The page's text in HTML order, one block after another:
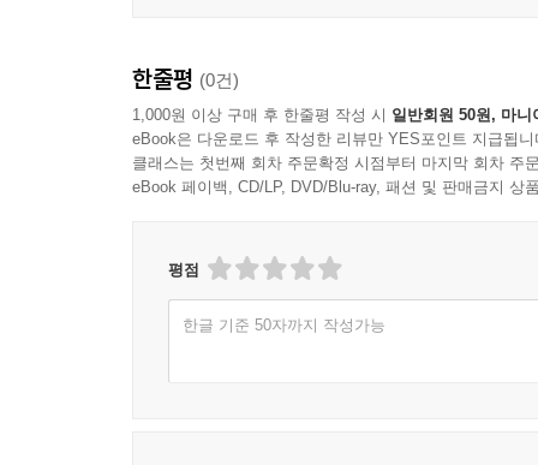
함수형
14장 GUI
퀼로 만드는 로고 거북이 그래픽
빗나간 멀티코어 예상
5부 디자인 패턴
한줄평 (0건)
1,000원 이상 구매 후 한줄평 작성 시 일반회원 50원, 마니
eBook은 다운로드 후 작성한 리뷰만 YES포인트 지급됩니
클래스는 첫번째 회차 주문확정 시점부터 마지막 회차 주
eBook 페이백, CD/LP, DVD/Blu-ray, 패션 및 판매금지 상
평점
한글 기준 50자까지 작성가능